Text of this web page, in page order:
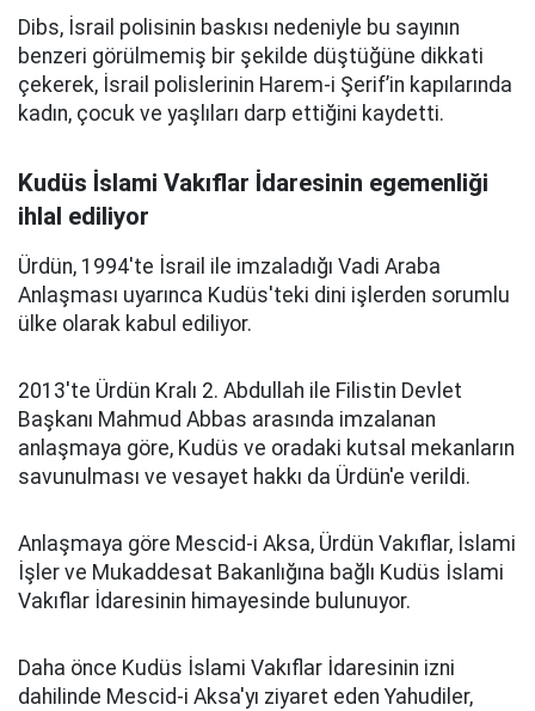
Dibs, İsrail polisinin baskısı nedeniyle bu sayının
benzeri görülmemiş bir şekilde düştüğüne dikkati
çekerek, İsrail polislerinin Harem-i Şerif’in kapılarında
kadın, çocuk ve yaşlıları darp ettiğini kaydetti.
Kudüs İslami Vakıflar İdaresinin egemenliği
ihlal ediliyor
Ürdün, 1994'te İsrail ile imzaladığı Vadi Araba
Anlaşması uyarınca Kudüs'teki dini işlerden sorumlu
ülke olarak kabul ediliyor.
2013'te Ürdün Kralı 2. Abdullah ile Filistin Devlet
Başkanı Mahmud Abbas arasında imzalanan
anlaşmaya göre, Kudüs ve oradaki kutsal mekanların
savunulması ve vesayet hakkı da Ürdün'e verildi.
Anlaşmaya göre Mescid-i Aksa, Ürdün Vakıflar, İslami
İşler ve Mukaddesat Bakanlığına bağlı Kudüs İslami
Vakıflar İdaresinin himayesinde bulunuyor.
Daha önce Kudüs İslami Vakıflar İdaresinin izni
dahilinde Mescid-i Aksa'yı ziyaret eden Yahudiler,